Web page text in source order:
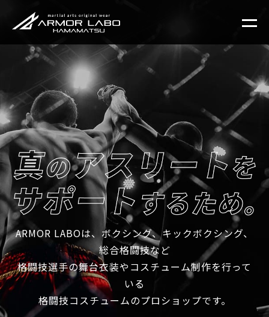
ARMOR LABOは、ボクシング、キックボクシング、
総合格闘技など
格闘技選手の舞台衣装やコスチューム制作を行って
いる
格闘技コスチュームのプロショップです。